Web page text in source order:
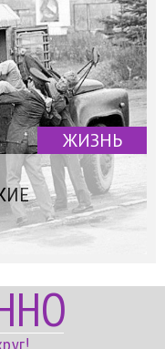
ЖИЗНЬ